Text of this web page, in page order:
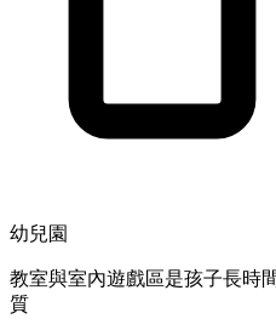
幼兒園
教室與室內遊戲區是孩子長時
質